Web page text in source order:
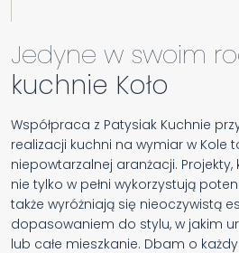
Jedyne w swoim
kuchnie Koło
Współpraca z Patysiak Kuchnie
realizacji kuchni na wymiar w Kole
niepowtarzalnej aranżacji.
nie tylko w pełni wykorzystują
także wyróżniają się nieoczywistą
dopasowaniem do stylu, w jakim
lub całe mieszkanie. Dbam o